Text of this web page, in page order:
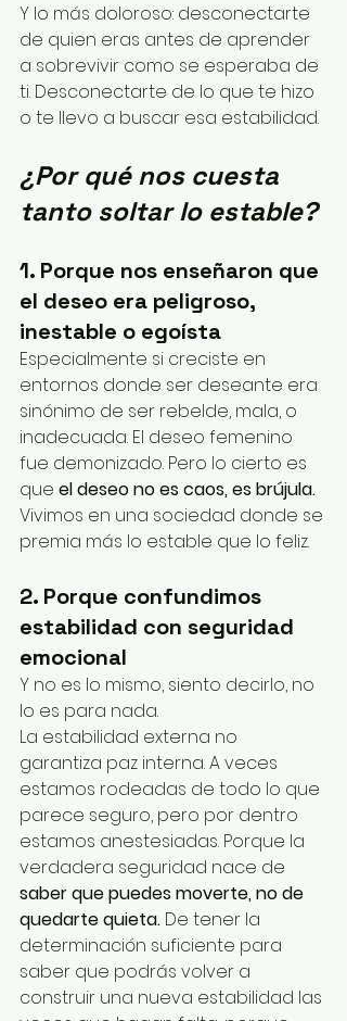
Y lo más doloroso: desconectarte
de quien eras antes de aprender
a sobrevivir como se esperaba de
ti. Desconectarte de lo que te hizo
o te llevo a buscar esa estabilidad.
¿Por qué nos cuesta
tanto soltar lo estable?
1. Porque nos enseñaron que
el deseo era peligroso,
inestable o egoísta
Especialmente si creciste en
entornos donde ser deseante era
sinónimo de ser rebelde, mala, o
inadecuada. El deseo femenino
fue demonizado. Pero lo cierto es
que el deseo no es caos, es brújula.
Vivimos en una sociedad donde se
premia más lo estable que lo feliz.
2. Porque confundimos
estabilidad con seguridad
emocional
Y no es lo mismo, siento decirlo, no
lo es para nada.
La estabilidad externa no
garantiza paz interna. A veces
estamos rodeadas de todo lo que
parece seguro, pero por dentro
estamos anestesiadas. Porque la
verdadera seguridad nace de
saber que puedes moverte, no de
quedarte quieta. De tener la
determinación suficiente para
saber que podrás volver a
construir una nueva estabilidad las